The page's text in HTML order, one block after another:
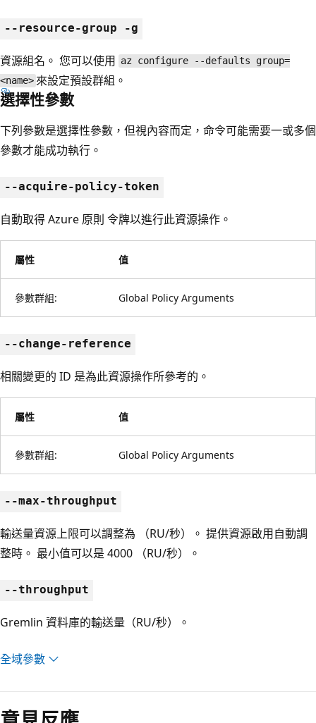
--resource-group -g
資源組名。 您可以使用 az configure --defaults group=
<name> 來設定預設群組。
選擇性參數
下列參數是選擇性參數，但視內容而定，命令可能需要一或多個
參數才能成功執行。
--acquire-policy-token
自動取得 Azure 原則 令牌以進行此資源操作。
屬性 值
參數群組: Global Policy Arguments
--change-reference
相關變更的 ID 是為此資源操作所參考的。
屬性 值
參數群組: Global Policy Arguments
--max-throughput
輸送量資源上限可以調整為 （RU/秒）。 提供資源啟用自動調
整時。 最小值可以是 4000 （RU/秒）。
--throughput
Gremlin 資料庫的輸送量（RU/秒）。
全域參數